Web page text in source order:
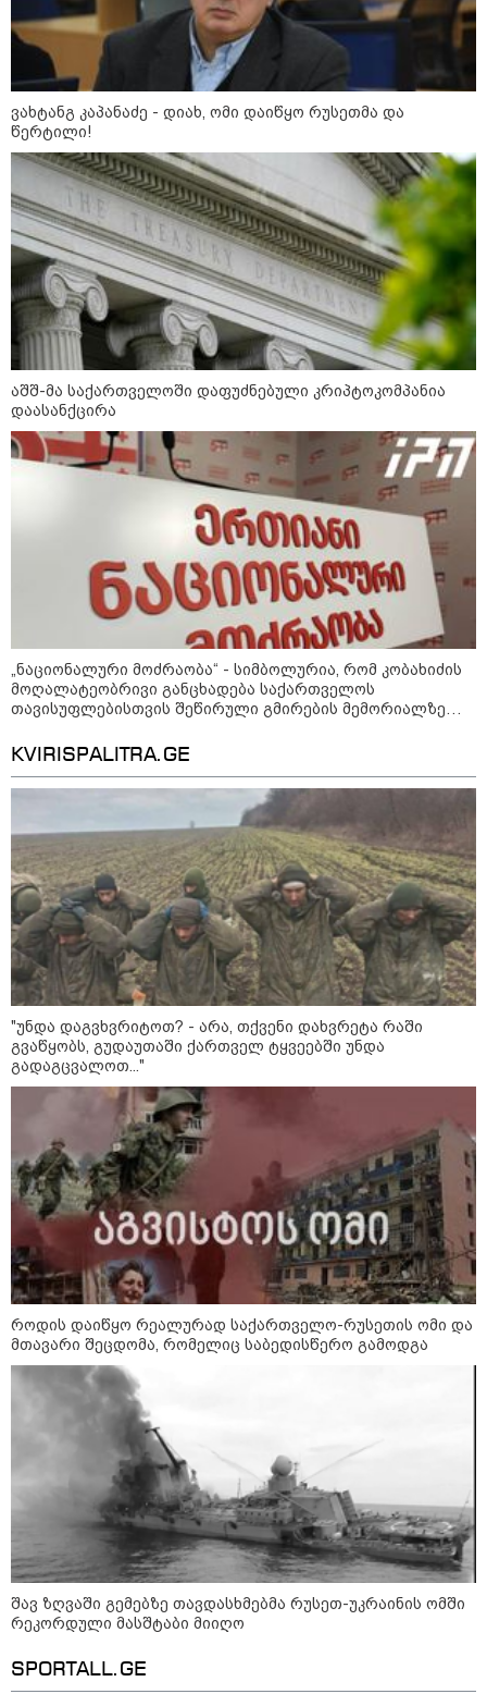
12:34 / 08-08-2026
რას აცხადებს ირაკლი კობახიძე
ელექტროენერგიის რამდენჯერმე
გათიშვასთან დაკავშირებით?
"სიმბოლურია, რომ კობახიძის
მოღალატეობრივი განცხადება
საქართველოს
თავისუფლებისთვის შეწირული
გმირების მემორიალზე
გაკეთდა" - "ნაციონალური
მოძრაობა"
19:03 / 08-08-2026
"მკაცრად ვგმობთ ირაკლი
კობახიძის განცხადებას" -
"კოალიცია ცვლილებისთვის"
არასწორად ჩამოაყალიბა,
მაგრამ ნამდვილად არ
ეკუთვნის წიხლი ივანიშვილის
ღალატზე დაფუძნებული
დიქტატურის მსახურებისგან" -
მიხეილ სააკაშვილი
16:22 / 08-08-2026
"აი, ეს არის სამშობლოს
ღალატი" - როგორ ეხმაურება
ნიკა გვარამია აგვისტოს ომთან
დაკავშირებით ირაკლი
კობახიძის განცხადებას?
კატეგორიის ყველა სიახლე
აზერბაიჯანის რკინიგზა ბაქო-
თბილისი-ბაქოს საერთაშორისო
მარშრუტზე ბილეთების გაყიდვის
პერიოდს ახანგრძლივებს
„წარმოებულია საქართველოში“ -
ქართული თაფლი ჩინეთის
მსოფლიო სასიცოცხლოდ
მნიშვნელოვანი პროდუქტის
დეფიციტის წინაშე დგას
ვახტანგ კაპანაძე - დიახ, ომი დაიწყო რუსეთმა და
წერტილი!
აშშ-მა საქართველოში დაფუძნებული კრიპტოკომპანია
დაასანქცირა
„ნაციონალური მოძრაობა“ - სიმბოლურია, რომ კობახიძის
მოღალატეობრივი განცხადება საქართველოს
თავისუფლებისთვის შეწირული გმირების მემორიალზე
KVIRISPALITRA.GE
"უნდა დაგვხვრიტოთ? - არა, თქვენი დახვრეტა რაში
გვაწყობს, გუდაუთაში ქართველ ტყვეებში უნდა
გადაგცვალოთ..."
როდის დაიწყო რეალურად საქართველო-რუსეთის ომი და
მთავარი შეცდომა, რომელიც საბედისწერო გამოდგა
შავ ზღვაში გემებზე თავდასხმებმა რუსეთ-უკრაინის ომში
რეკორდული მასშტაბი მიიღო
SPORTALL.GE